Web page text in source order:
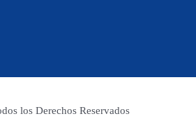
los Derechos Reservados